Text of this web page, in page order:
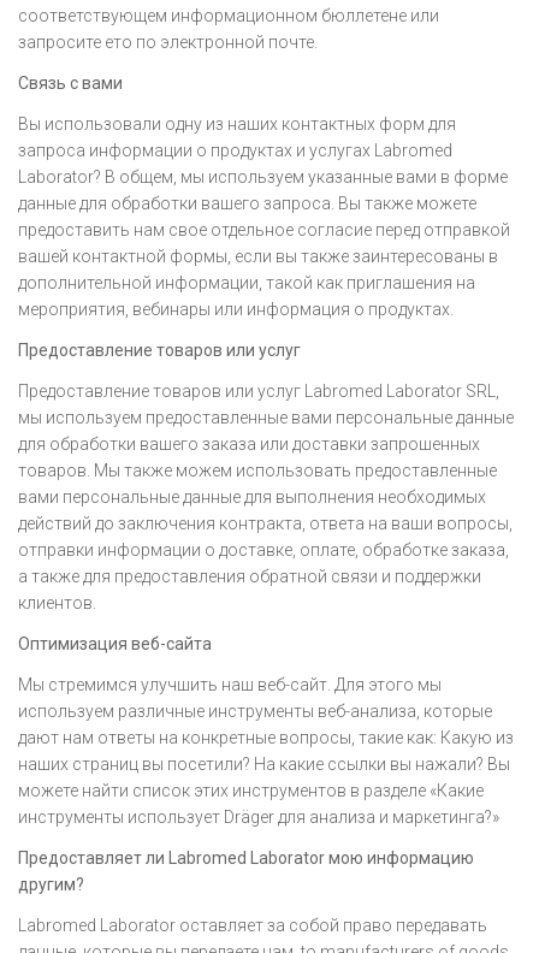
соответствующем информационном бюллетене или
запросите ето по электронной почте.
Связь с вами
Вы использовали одну из наших контактных форм для
запроса информации о продуктах и услугах Labromed
Laborator? В общем, мы используем указанные вами в форме
данные для обработки вашего запроса. Вы также можете
предоставить нам свое отдельное согласие перед отправкой
вашей контактной формы, если вы также заинтересованы в
дополнительной информации, такой как приглашения на
мероприятия, вебинары или информация о продуктах.
Предоставление товаров или услуг
Предоставление товаров или услуг Labromed Laborator SRL,
мы используем предоставленные вами персональные данные
для обработки вашего заказа или доставки запрошенных
товаров. Мы также можем использовать предоставленные
вами персональные данные для выполнения необходимых
действий до заключения контракта, ответа на ваши вопросы,
отправки информации о доставке, оплате, обработке заказа,
а также для предоставления обратной связи и поддержки
клиентов.
Оптимизация веб-сайта
Мы стремимся улучшить наш веб-сайт. Для этого мы
используем различные инструменты веб-анализа, которые
дают нам ответы на конкретные вопросы, такие как: Какую из
наших страниц вы посетили? На какие ссылки вы нажали? Вы
можете найти список этих инструментов в разделе «Какие
инструменты использует Dräger для анализа и маркетинга?»
Предоставляет ли Labromed Laborator мою информацию
другим?
Labromed Laborator оставляет за собой право передавать